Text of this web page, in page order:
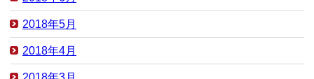
2018年5月
2018年4月